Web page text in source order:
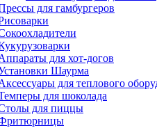
для гамбургеров
для хот-догов
Шаурма
для теплового
для шоколада
для пиццы